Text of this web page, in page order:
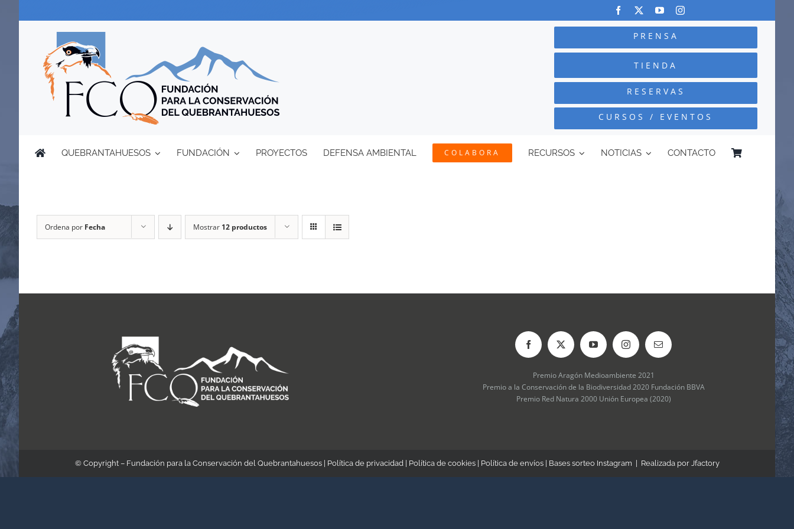
PRENSA
TIENDA
RESERVAS
CURSOS / EVENTOS
QUEBRANTAHUESOS FUNDACIÓN PROYECTOS DEFENSA AMBIENTAL COLABORA RECURSOS NOTICIAS CONTACTO
Ordena por Fecha Mostrar 12 productos
Premio Aragón Medioambiente 2021
Premio a la Conservación de la Biodiversidad 2020 Fundación BBVA
Premio Red Natura 2000 Unión Europea (2020)
© Copyright – Fundación para la Conservación del Quebrantahuesos | Política de privacidad| Política de cookies| Política de envíos| Bases sorteo Instagram | Realizada por Jfactory